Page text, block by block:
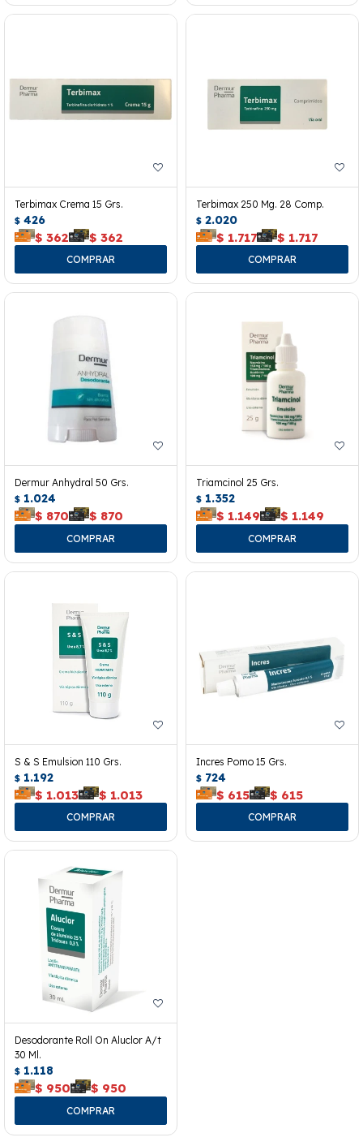
Terbimax Crema 15 Grs.
$ 426
$ 362 $ 362
Terbimax 250 Mg. 28 Comp.
$ 2.020
$ 1.717 $ 1.717
Dermur Anhydral 50 Grs.
$ 1.024
$ 870 $ 870
Triamcinol 25 Grs.
$ 1.352
$ 1.149 $ 1.149
S & S Emulsion 110 Grs.
$ 1.192
$ 1.013 $ 1.013
Incres Pomo 15 Grs.
$ 724
$ 615 $ 615
Desodorante Roll On Aluclor A/t
30 Ml.
$ 1.118
$ 950 $ 950